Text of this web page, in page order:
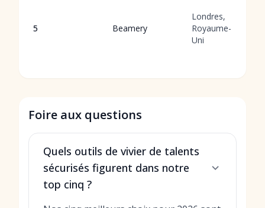
5 Beamery
Londres,
Royaume-
Uni
Foire aux questions
Quels outils de vivier de talents
sécurisés figurent dans notre
top cinq ?